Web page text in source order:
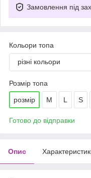
Замовлення під
Кольори топа
різні кольори
Розмір топа
розмір M L S
Готово до відправки
Опис